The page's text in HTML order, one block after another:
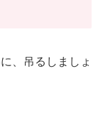
、吊るしましょ